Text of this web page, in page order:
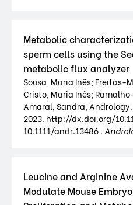
Metabolic
sperm cells using the
metabolic flux analyzer
Sousa, Maria Inês; Freitas-
Cristo, Maria Inês;
Amaral, Sandra, Andrology.
2023. http://dx.doi.org/
10.1111/andr.13486 .
Leucine and Arginine
Modulate Mouse